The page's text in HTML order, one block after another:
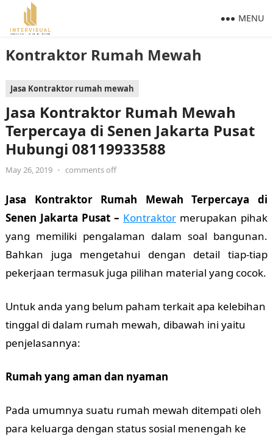
Kontraktor Rumah Mewah
MENU
Jasa Kontraktor rumah mewah
Jasa Kontraktor Rumah Mewah
Terpercaya di Senen Jakarta Pusat
Hubungi 08119933588
May 26, 2019 • comments off
Jasa Kontraktor Rumah Mewah Terpercaya di
Senen Jakarta Pusat – Kontraktor merupakan pihak
yang memiliki pengalaman dalam soal bangunan.
Bahkan juga mengetahui dengan detail tiap-tiap
pekerjaan termasuk juga pilihan material yang cocok.
Untuk anda yang belum paham terkait apa kelebihan
tinggal di dalam rumah mewah, dibawah ini yaitu
penjelasannya:
Rumah yang aman dan nyaman
Pada umumnya suatu rumah mewah ditempati oleh
para keluarga dengan status sosial menengah ke